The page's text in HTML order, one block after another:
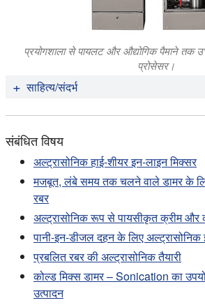
प्रयोगशाला से पायलट और औद्योगिक पैमाने तक
प्रोसेसर।
साहित्य/संदर्भ
(2015):
नैनो-एडिटिव्स के साथ प्रबलित बिटुमिनस
पर सोनिकेशन का प्रभाव।निर्माण और
2015। 395-403.
ज़म्बोलोवा, ए।; वोकाटुरो, ए.एल.; टिलुबर्डी,
कैपुटो, पी।; ऐलो, आई।; ओलिविएरो रॉसी,
(2020):सिलिका नैनोकणों द्वारा बिटुमेन
संशोधन।एप्लाइड साइंसेज 2020, 10,
के. डाउस्ट, ए. बेग्रीच, जेपी क्लेवेरी, ए.
फैलाने वाला सिलिका धूआं नैनोकण: अल्ट्रा
संबंधित विषय
अल्ट्रासोनिक हाई-शीयर इन-लाइन मिक्सर
मजबूत, लंबे समय तक चलने वाले डामर के
रबर
अल्ट्रासोनिक रूप से पायसीकृत क्रीम और
पानी-इन-डीजल दहन के लिए अल्ट्रासोनिक
प्रबलित रबर की अल्ट्रासोनिक तैयारी
कोल्ड मिक्स डामर – Sonication का
उत्पादन